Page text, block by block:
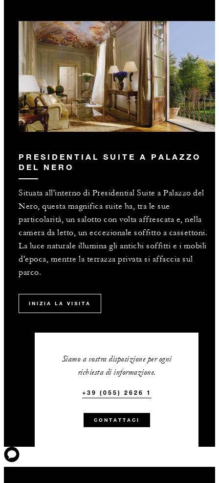
PRESIDENTIAL SUITE A PALAZZO
DEL NERO
Situata all'interno di Presidential Suite a Palazzo del
Nero, questa magnifica suite ha, tra le sue
particolarità, un salotto con volta affrescata e, nella
camera da letto, un eccezionale soffitto a cassettoni.
La luce naturale illumina gli antichi soffitti e i mobili
d'epoca, mentre la terrazza privata si affaccia sul
parco.
INIZIA LA VISITA
Siamo a vostra disposizione per ogni
richiesta di informazione.
+39 (055) 2626 1
CONTATTACI